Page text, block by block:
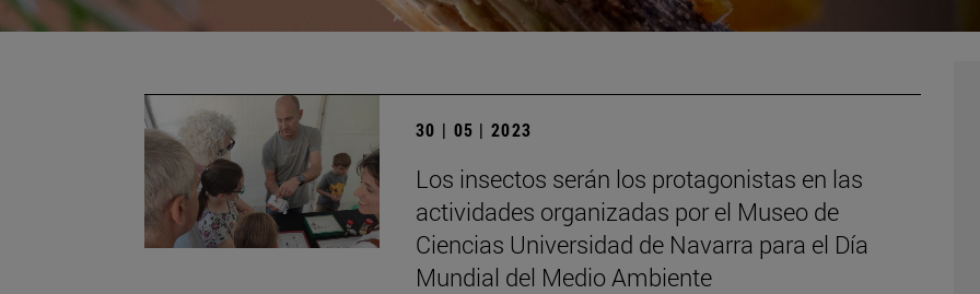
30 | 05 | 2023
Los insectos serán los protagonistas en las
actividades organizadas por el Museo de
Ciencias Universidad de Navarra para el Día
Mundial del Medio Ambiente